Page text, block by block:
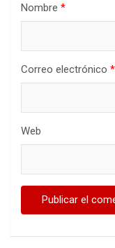
Nombre *
Correo electrónico *
Web